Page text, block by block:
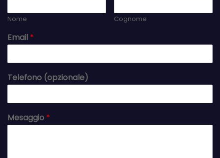
Nome Cognome
Email *
Telefono (opzionale)
Mesaggio *